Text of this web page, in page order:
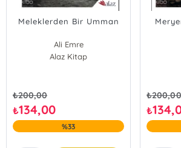
Meleklerden Bir Umman
Ali Emre
Alaz Kitap
₺200,00
₺134,00
%33
₺200,00
₺